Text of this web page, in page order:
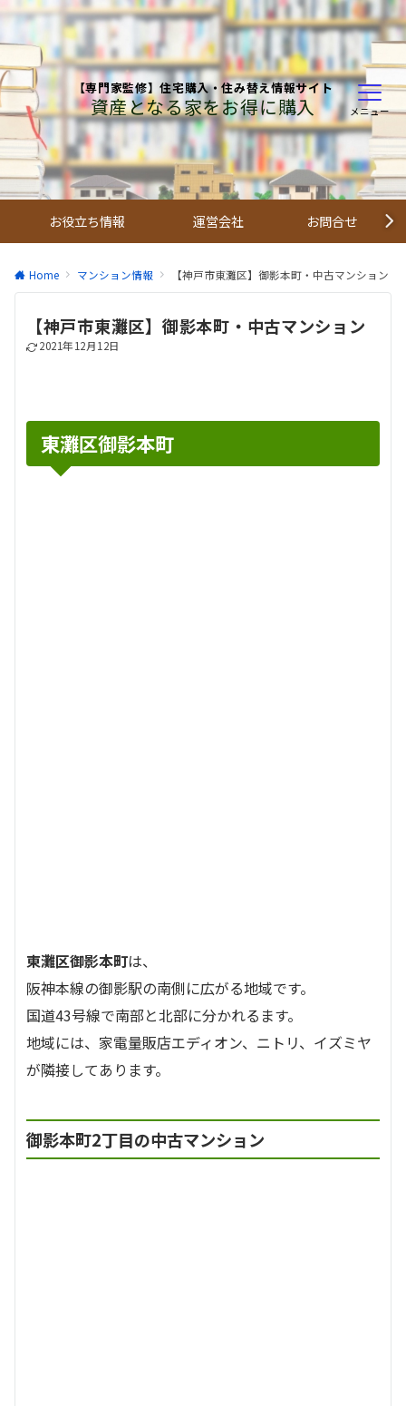
【専門家監修】住宅購入・住み替え情報サイト
資産となる家をお得に購入 メニュー
お役立ち情報 運営会社 お問合せ
Home マンション情報 【神戸市東灘区】御影本町・中古マンション
【神戸市東灘区】御影本町・中古マンション
2021年12月12日
東灘区御影本町
東灘区御影本町は、
阪神本線の御影駅の南側に広がる地域です。
国道43号線で南部と北部に分かれるます。
地域には、家電量販店エディオン、ニトリ、イズミヤ
が隣接してあります。
御影本町2丁目の中古マンション